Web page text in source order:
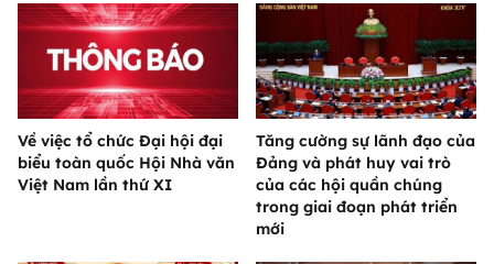
Về việc tổ chức Đại hội đại
biểu toàn quốc Hội Nhà văn
Việt Nam lần thứ XI
Tăng cường sự lãnh đạo của
Đảng và phát huy vai trò
của các hội quần chúng
trong giai đoạn phát triển
mới